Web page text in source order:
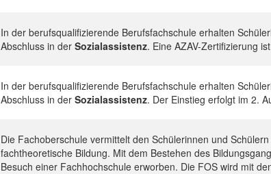
In der berufsqualifizierende Berufsfachschule erhalten
Abschluss in der Sozialassistenz. Eine AZAV-Zertifizierung
In der berufsqualifizierende Berufsfachschule erhalten
Abschluss in der Sozialassistenz. Der Einstieg erfolgt im 2.
Die Fachoberschule vermittelt den Schülerinnen und
fachtheoretische Bildung. Mit dem Bestehen des
Besuch einer Fachhochschule erworben. Die FOS wird mit